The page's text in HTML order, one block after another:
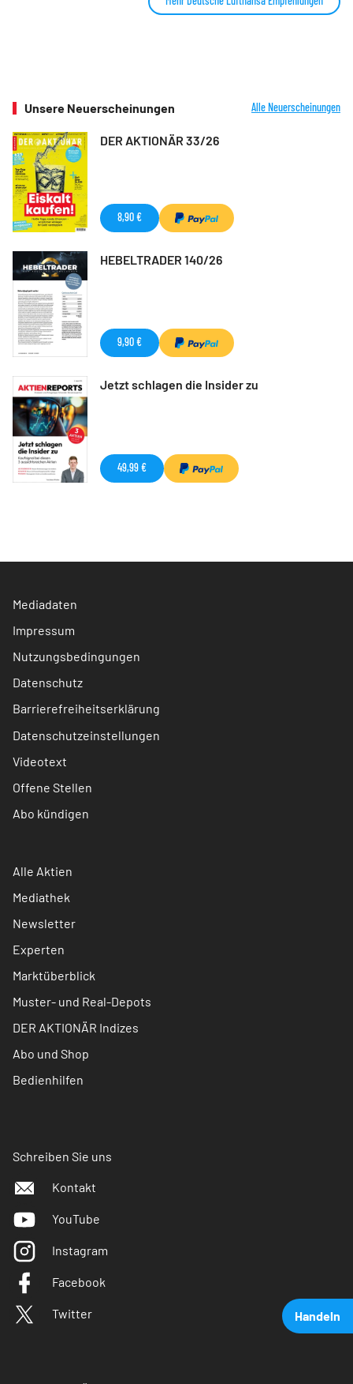
Handeln
Unsere Neuerscheinungen Alle Neuerscheinungen
DER AKTIONÄR 33/26
8,90 €
HEBELTRADER 140/26
9,90 €
Jetzt schlagen die Insider zu
49,99 €
Mediadaten
Impressum
Nutzungsbedingungen
Datenschutz
Barrierefreiheitserklärung
Datenschutzeinstellungen
Videotext
Offene Stellen
Abo kündigen
Alle Aktien
Mediathek
Newsletter
Experten
Marktüberblick
Muster- und Real-Depots
DER AKTIONÄR Indizes
Abo und Shop
Bedienhilfen
Schreiben Sie uns
Kontakt
YouTube
Instagram
Facebook
Twitter